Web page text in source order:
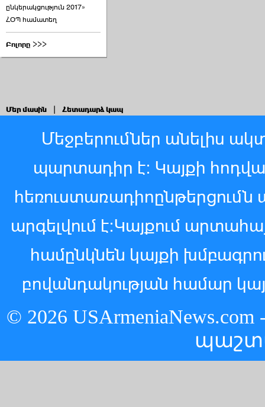
ընկերակցություն 2017»
ՀՕՊ համատեղ
Բոլորը >>>
Մեր մասին Հետադարձ կապ
Մեջբերումներ անելիս
պարտադիր է: Կայքի
հեռուստառադիոընթերցումն
արգելվում է:Կայքում
համընկնեն կայքի
բովանդակության համար
© 2026